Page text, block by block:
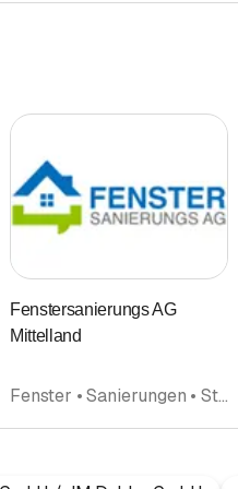
Fenstersanierungs AG
Mittelland
Fenster • Sanierungen • Storen • Storen und Rollladen • Türenbau • Insektenschutz